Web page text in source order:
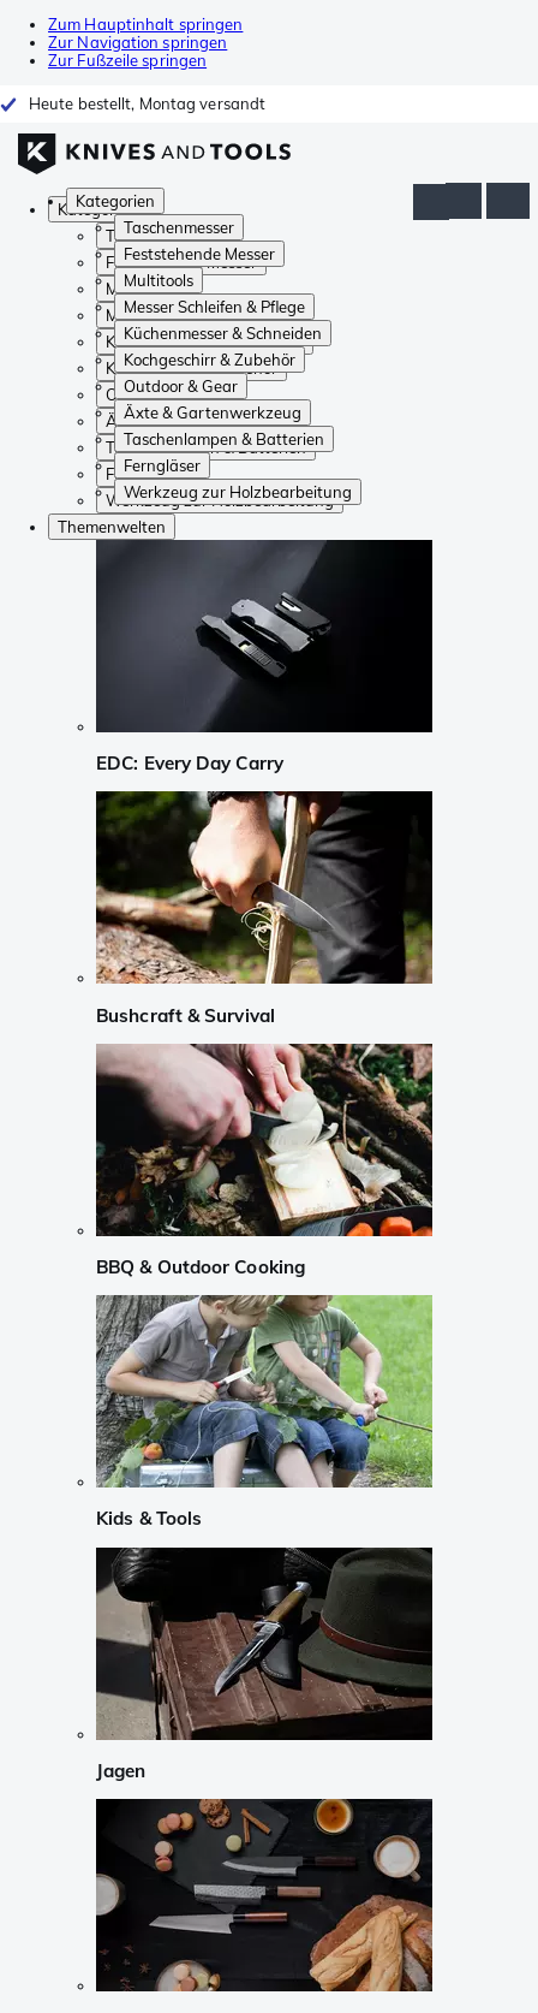
Zum Hauptinhalt springen
Zur Navigation springen
Zur Fußzeile springen
Heute bestellt, Montag versandt
Kategorien
Taschenmesser
Feststehende Messer
Multitools
Messer Schleifen & Pflege
Küchenmesser & Schneiden
Kochgeschirr & Zubehör
Outdoor & Gear
Äxte & Gartenwerkzeug
Taschenlampen & Batterien
Ferngläser
Werkzeug zur Holzbearbeitung
Kategorien
Taschenmesser
Feststehende Messer
Multitools
Messer Schleifen & Pflege
Küchenmesser & Schneiden
Kochgeschirr & Zubehör
Outdoor & Gear
Äxte & Gartenwerkzeug
Taschenlampen & Batterien
Ferngläser
Werkzeug zur Holzbearbeitung
Themenwelten
EDC: Every Day Carry
Bushcraft & Survival
BBQ & Outdoor Cooking
Kids & Tools
Jagen